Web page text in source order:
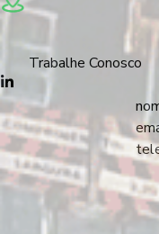
Rua Pedro Bellon, 42 • Jd.
Privacidade
Trabalhe Conosco